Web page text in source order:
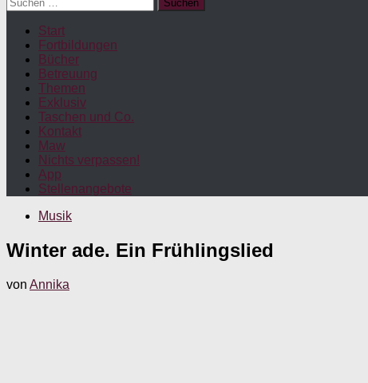
nach:
Start
Fortbildungen
Bücher
Betreuung
Themen
Exklusiv
Taschen und Co.
Kontakt
Maw
Nichts verpassen!
App
Stellenangebote
Musik
Winter ade. Ein Frühlingslied
von Annika